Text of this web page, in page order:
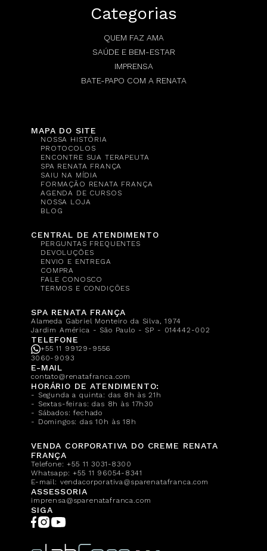
Categorias
QUEM FAZ AMA
SAÚDE E BEM-ESTAR
IMPRENSA
BATE-PAPO COM A RENATA
MAPA DO SITE
NOSSA HISTÓRIA
PROTOCOLOS
ENCONTRE SUA TERAPEUTA
SPA RENATA FRANÇA
SAIU NA MÍDIA
FORMAÇÃO RENATA FRANÇA
AGENDA DE CURSOS
NOSSA LOJA
BLOG
CENTRAL DE ATENDIMENTO
PERGUNTAS FREQUENTES
DEVOLUÇÕES
ENVIO E ENTREGA
COMPRA
FALE CONOSCO
TERMOS E CONDIÇÕES
SPA RENATA FRANÇA
Alameda Gabriel Monteiro da Silva, 1974
Jardim América - São Paulo - SP - 014442-002
TELEFONE
+55 11 99129-9556
3060-9093
E-MAIL
contato@renatafranca.com
HORÁRIO DE ATENDIMENTO:
- Segunda a quinta: das 8h às 21h
- Sextas-feiras: das 8h às 17h30
- Sábados: fechado
- Domingos: das 10h às 18h
VENDA CORPORATIVA DO CREME RENATA
FRANÇA
Telefone:+55 11 3031-8300
Whatsapp:+55 11 96054-8341
E-mail: vendacorporativa@sparenatafranca.com
ASSESSORIA
imprensa@sparenatafranca.com
SIGA